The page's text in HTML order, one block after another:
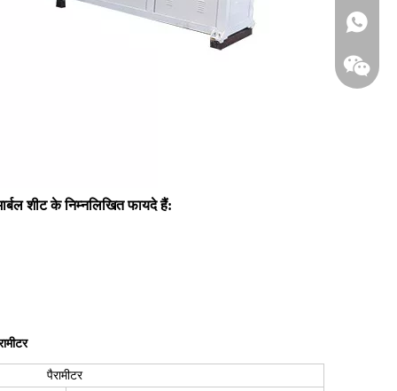
शीट के निम्नलिखित फायदे हैं:
पैरामीटर
+86-